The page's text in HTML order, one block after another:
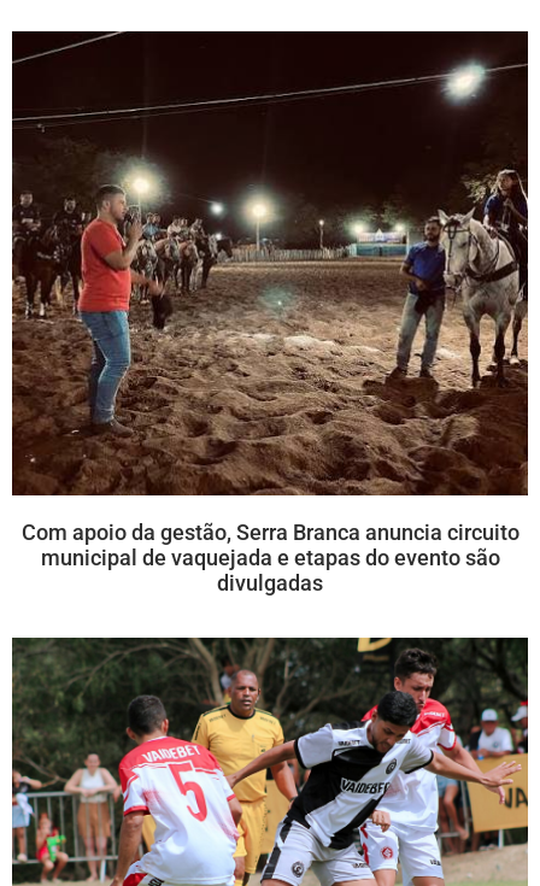
Com apoio da gestão, Serra Branca anuncia circuito
municipal de vaquejada e etapas do evento são
divulgadas